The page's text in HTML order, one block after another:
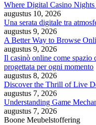
Where Digital Casino
augustus 10, 2026
Una serata digitale tra
augustus 9, 2026
A Better Way to Browse
augustus 9, 2026
Il casinò online come spazio
progettata per ogni momento
augustus 8, 2026
Discover the Thrill of Live
augustus 7, 2026
Understanding Game
augustus 7, 2026
Boone Meubelstoffering